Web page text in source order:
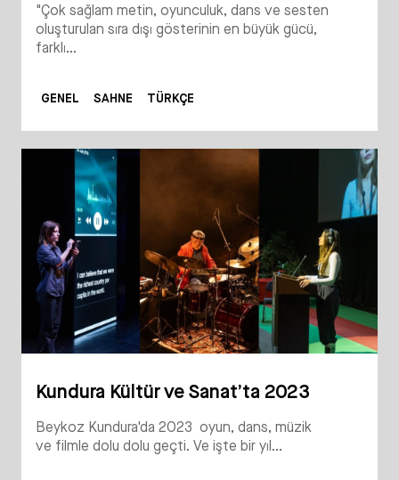
"Çok sağlam metin, oyunculuk, dans ve sesten
oluşturulan sıra dışı gösterinin en büyük gücü,
farklı...
GENEL SAHNE TÜRKÇE
Kundura Kültür ve Sanat’ta 2023
Beykoz Kundura'da 2023 oyun, dans, müzik
ve filmle dolu dolu geçti. Ve işte bir yıl...